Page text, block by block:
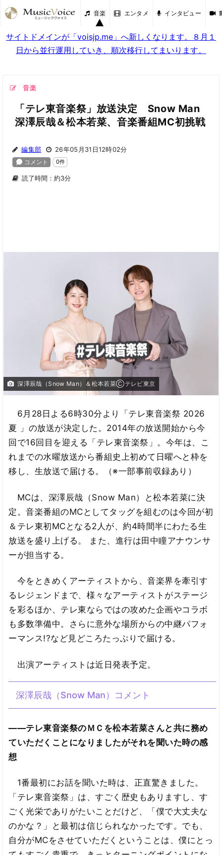
音楽 エンタメ インタビュー
サイトドメインが「voisjp.me」へ新しくなります。８月１
日から並行運用していき、順次移行してまいります。
音楽
「テレ東音楽祭」放送決定 Snow Man
深澤辰哉＆松本若菜、音楽番組MC初挑戦
編集部 26年05月31日12時02分
読了時間：約3分
深澤辰哉（Snow Man）＆松本若菜Ⓒテレビ東京
6月28日よる6時30分より「テレ東音楽祭 2026
夏 」の放送が決定した。2014年の放送開始から今
回で16回目を迎える「テレ東音楽祭」。今年は、こ
れまでの水曜放送から番組史上初めて日曜へと枠を
移し、生放送で届ける。（※一部事前収録あり）
MCは、深澤辰哉（Snow Man）と松本若菜に決
定。音楽番組のMCとしてタッグを組むのは今回が初
＆テレ東初MCとなる2人が、約4時間半にわたる生
放送を盛り上げる。 また、進行は田中瞳アナウンサ
ーが担当する。
今をときめくアーティストから、音楽界を牽引す
るレジェンドまで、様々なアーティストがステージ
を彩るほか、テレ東ならではの攻めた企画やコラボ
も多数準備中。さらに意外な場所からの中継パフォ
ーマンス!?など見どころたっぷりで届ける。
出演アーティストは近日発表予定。
深澤辰哉（Snow Man）コメント
――テレ東音楽祭のＭＣを松本若菜さんと共に務め
ていただくことになりましたがそれを聞いた時の感
想
1番最初にお話を聞いた時は、正直驚きました。
「テレ東音楽祭」は、すごく歴史もありますし、す
ごく光栄でありがたいことだけど、「僕で大丈夫な
のかな？」と最初は信じられなかったです。でも、
自分がMCをさせていただくということは、僕にとっ